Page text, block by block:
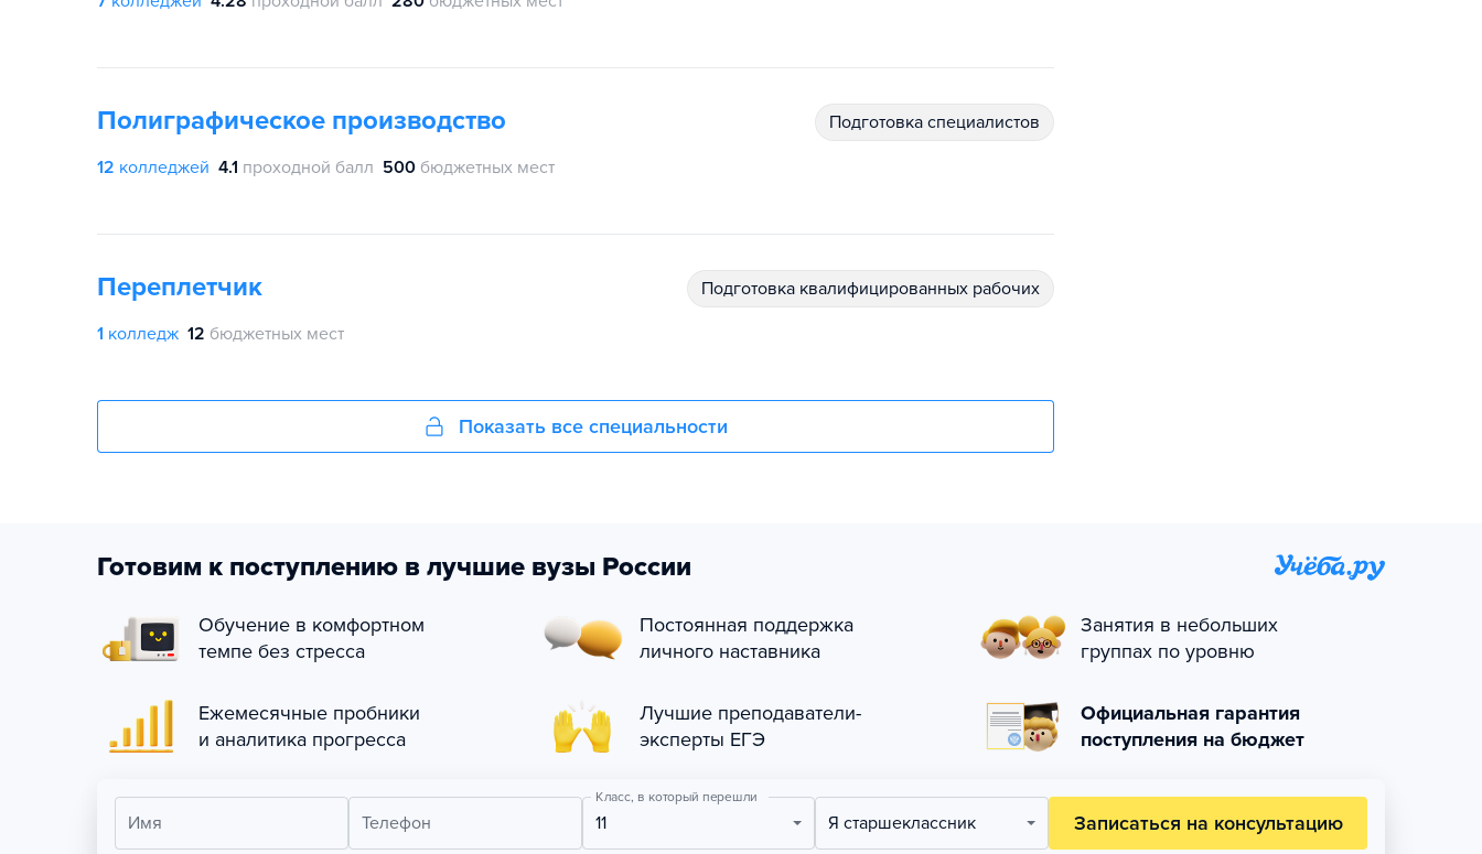
Полиграфическое производство подготовка специалистов
12 колледжей 4.1 проходной балл 500 бюджетных мест
Переплетчик подготовка квалифицированных рабочих
1 колледж 12 бюджетных мест
Показать все специальности
Готовим к поступлению в лучшие вузы России
Обучение в комфортном
темпе без стресса
Постоянная поддержка
личного наставника
Занятия в небольших
группах по уровню
Ежемесячные пробники
и аналитика прогресса
Лучшие преподаватели-
эксперты ЕГЭ
Официальная гарантия
поступления на бюджет
Имя Телефон
Класс, в который перешли
11 Я старшеклассник Записаться на консультацию